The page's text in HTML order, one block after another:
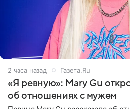
2 часа назад Газета.Ru
«Я ревную»: Mary Gu
об отношениях с мужем